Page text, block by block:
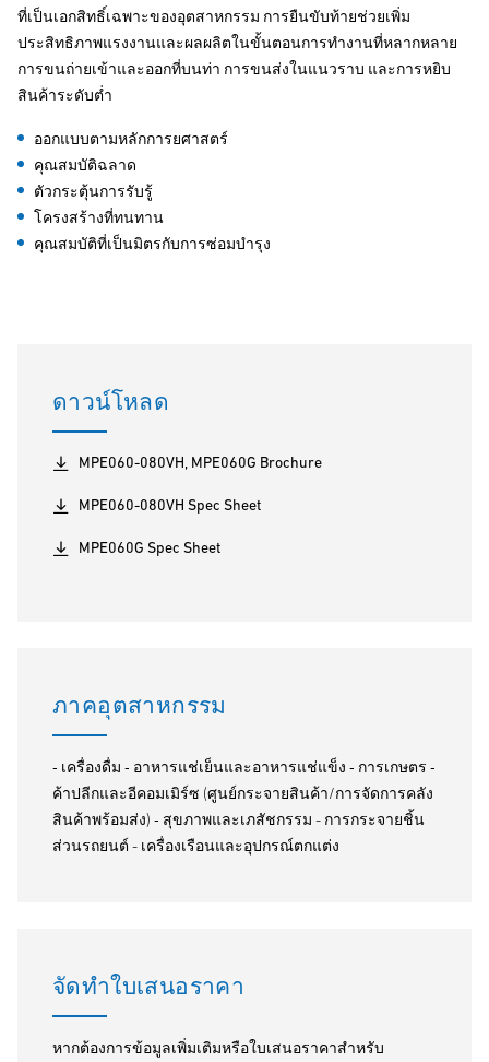
ที่เป็นเอกสิทธิ์เฉพาะของอุตสาหกรรม การยืนขับท้ายช่วยเพิ่ม
ประสิทธิภาพแรงงานและผลผลิตในขั้นตอนการทำงานที่หลากหลาย
การขนถ่ายเข้าและออกที่บนท่า การขนส่งในแนวราบ และการหยิบ
สินค้าระดับต่ำ
ออกแบบตามหลักการยศาสตร์
คุณสมบัติฉลาด
ตัวกระตุ้นการรับรู้
โครงสร้างที่ทนทาน
คุณสมบัติที่เป็นมิตรกับการซ่อมบำรุง
ดาวน์โหลด
MPE060-080VH, MPE060G Brochure
MPE060-080VH Spec Sheet
MPE060G Spec Sheet
ภาคอุตสาหกรรม
‐ เครื่องดื่ม ‐ อาหารแช่เย็นและอาหารแช่แข็ง ‐ การเกษตร ‐
ค้าปลีกและอีคอมเมิร์ซ (ศูนย์กระจายสินค้า/การจัดการคลัง
สินค้าพร้อมส่ง) ‐ สุขภาพและเภสัชกรรม - การกระจายชิ้น
ส่วนรถยนต์ - เครื่องเรือนและอุปกรณ์ตกแต่ง
จัดทำใบเสนอราคา
หากต้องการข้อมูลเพิ่มเติมหรือใบเสนอราคาสำหรับ